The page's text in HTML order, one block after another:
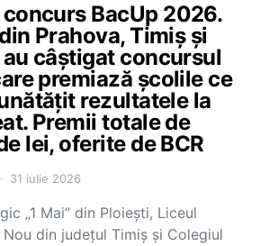
BacUp 2026.
Prahova, Timiș și
câștigat concursul
premiază școlile ce
rezultatele la
Premii totale de
lei, oferite de BCR
31 iulie 2026
„1 Mai” din Ploiești, Liceul
din județul Timiș și Colegiul